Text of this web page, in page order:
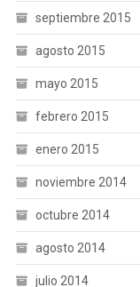
septiembre 2015
agosto 2015
mayo 2015
febrero 2015
enero 2015
noviembre 2014
octubre 2014
agosto 2014
julio 2014